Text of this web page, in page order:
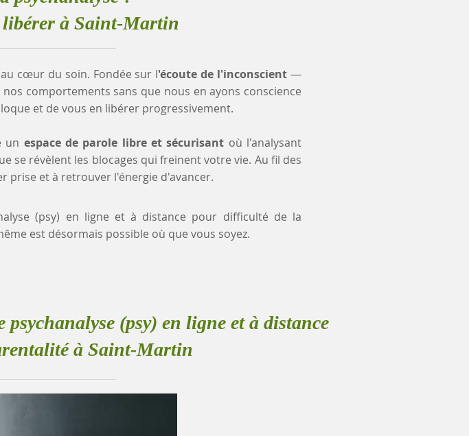
libérer à Saint-Martin
cœur du soin. Fondée sur l'écoute de l'inconscient—
comportements sans que nous en ayons conscience
et de vous en libérer progressivement.
un espace de parole libre et sécurisant où l'analysant
se révèlent les blocages qui freinent votre vie. Au fil des
prise et à retrouver l'énergie d'avancer.
(psy) en ligne et à distance pour difficulté de la
est désormais possible où que vous soyez.
(psy) en ligne et à distance
à Saint-Martin